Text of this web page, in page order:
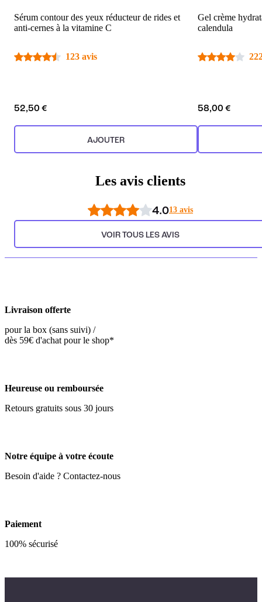
Sérum contour des yeux réducteur de rides et
anti-cernes à la vitamine C
123 avis
52,50 €
AJOUTER
Gel crème
calendula
58,00 €
Les avis clients
4.013 avis
VOIR TOUS LES AVIS
Livraison offerte
pour la box (sans suivi) /
dès 59€ d'achat pour le shop*
Heureuse ou remboursée
Retours gratuits sous 30 jours
Notre équipe à votre écoute
Besoin d'aide ? Contactez-nous
Paiement
100% sécurisé